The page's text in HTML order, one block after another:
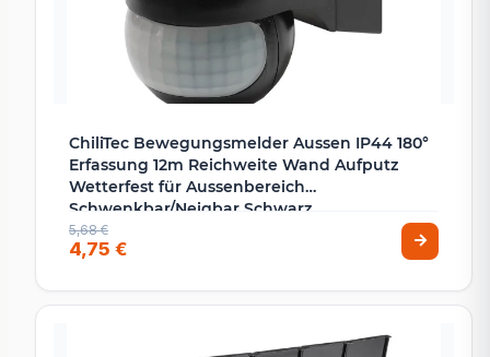
ChiliTec Bewegungsmelder Aussen IP44 180°
Erfassung 12m Reichweite Wand Aufputz
Wetterfest für Aussenbereich
Schwenkbar/Neigbar Schwarz
5,68 €
4,75 €